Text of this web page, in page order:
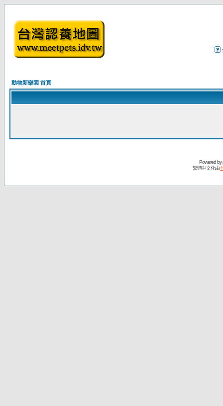
動物新樂園 首頁
Powered by
繁體中文化由